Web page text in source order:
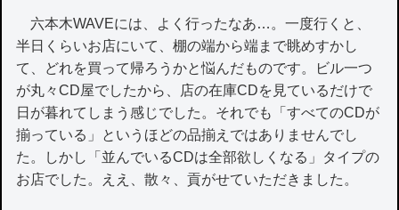
六本木WAVEには、よく行ったなあ…。一度行くと、
半日くらいお店にいて、棚の端から端まで眺めすかし
て、どれを買って帰ろうかと悩んだものです。ビル一つ
が丸々CD屋でしたから、店の在庫CDを見ているだけで
日が暮れてしまう感じでした。それでも「すべてのCDが
揃っている」というほどの品揃えではありませんでし
た。しかし「並んでいるCDは全部欲しくなる」タイプの
お店でした。ええ、散々、貢がせていただきました。